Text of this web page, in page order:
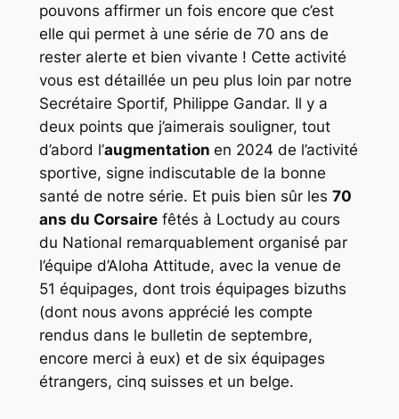
pouvons affirmer un fois encore que c’est
elle qui permet à une série de 70 ans de
rester alerte et bien vivante ! Cette activité
vous est détaillée un peu plus loin par notre
Secrétaire Sportif, Philippe Gandar. Il y a
deux points que j’aimerais souligner, tout
d’abord l’augmentation en 2024 de l’activité
sportive, signe indiscutable de la bonne
santé de notre série. Et puis bien sûr les 70
ans du Corsairefêtés à Loctudy au cours
du National remarquablement organisé par
l’équipe d’Aloha Attitude, avec la venue de
51 équipages, dont trois équipages bizuths
(dont nous avons apprécié les compte
rendus dans le bulletin de septembre,
encore merci à eux) et de six équipages
étrangers, cinq suisses et un belge.